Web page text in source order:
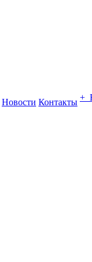
Новости Контакты +